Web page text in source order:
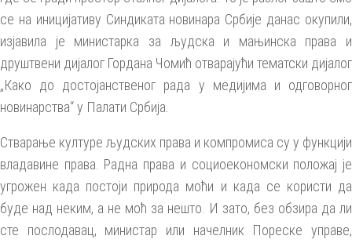
се на иницијативу Синдиката новинара Србије данас окупили,
изјавила је министарка за људска и мањинска права и
друштвени дијалог Гордана Чомић отварајући тематски дијалог
„Како до достојанственог рада у медијима и одговорног
новинарства“ у Палати Србија.
Стварање културе људских права и компромиса су у функцији
владавине права. Радна права и социоекономски положај је
угрожен када постоји природа моћи и када се користи да
буде над неким, а не моћ за нешто. И зато, без обзира да ли
сте послодавац, министар или начелник Пореске управе,